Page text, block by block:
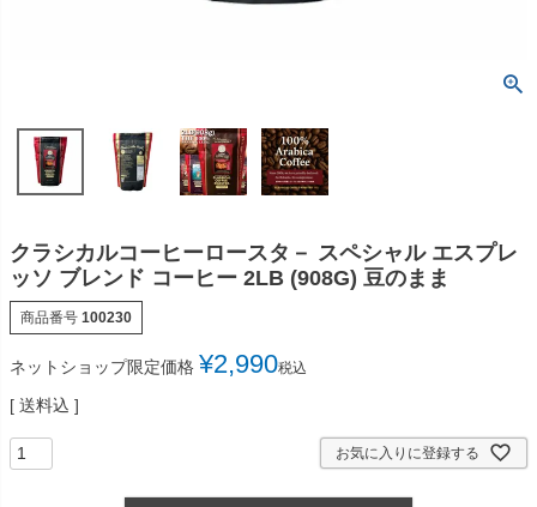
クラシカルコーヒーロースタ－ スペシャル エスプレ
ッソ ブレンド コーヒー 2LB (908G) 豆のまま
商品番号 100230
ネットショップ限定価格 ¥2,990税込
送料込
お気に入りに登録する